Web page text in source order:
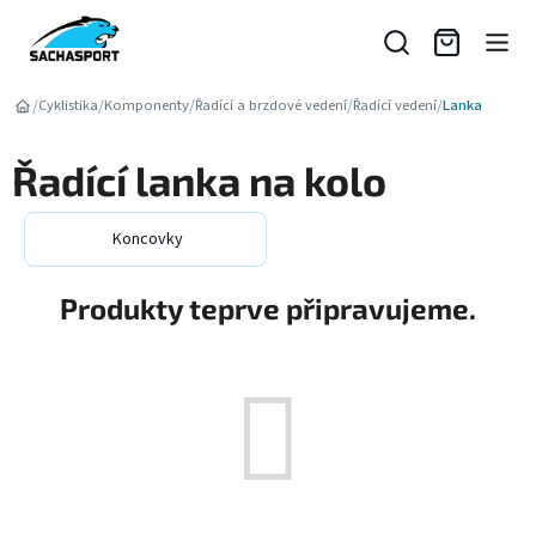
obsah
/Cyklistika/Komponenty/Řadící a brzdové vedení/Řadící vedení/Lanka
Řadící lanka na kolo
Koncovky
Produkty teprve připravujeme.